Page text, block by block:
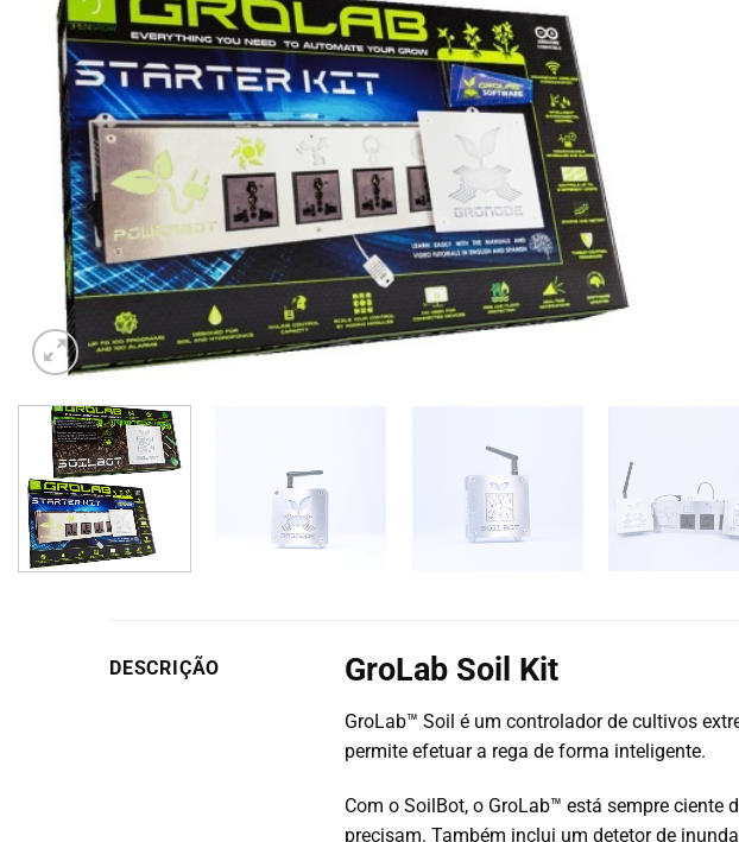
DESCRIÇÃO GroLab Soil Kit
GroLab™ Soil é um controlador de cultivos
permite efetuar a rega de forma inteligente.
Com o SoilBot, o GroLab™ está sempre
precisam. Também inclui um detetor de